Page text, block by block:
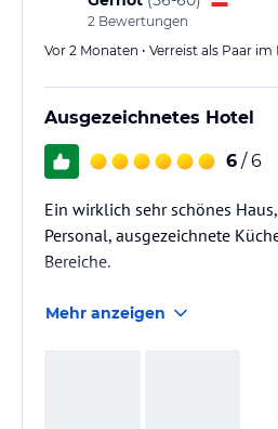
2 Bewertungen
Vor 2 Monaten • Verreist als Paar im
Ausgezeichnetes Hotel
6 / 6
Ein wirklich sehr schönes
Personal, ausgezeichnete
Bereiche.
Mehr anzeigen